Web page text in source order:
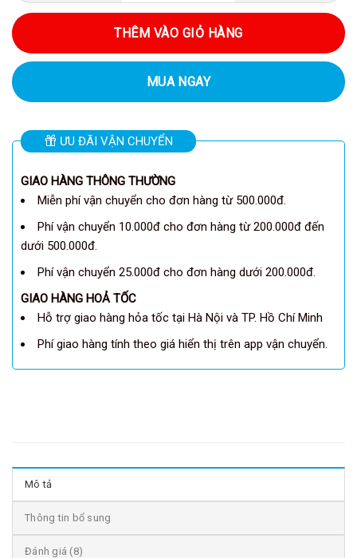
THÊM VÀO GIỎ HÀNG
MUA NGAY
ƯU ĐÃI VẬN CHUYỂN
GIAO HÀNG THÔNG THƯỜNG
Miễn phí vận chuyển cho đơn hàng từ 500.000đ.
Phí vận chuyển 10.000đ cho đơn hàng từ 200.000đ đến
dưới 500.000đ.
Phí vận chuyển 25.000đ cho đơn hàng dưới 200.000đ.
GIAO HÀNG HOẢ TỐC
Hỗ trợ giao hàng hỏa tốc tại Hà Nội và TP. Hồ Chí Minh
Phí giao hàng tính theo giá hiển thị trên app vận chuyển.
Mô tả
Thông tin bổ sung
Đánh giá (8)